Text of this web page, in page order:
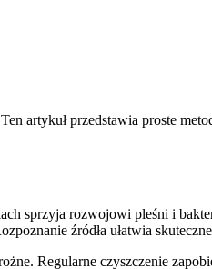
artykuł przedstawia proste
sprzyja rozwojowi pleśni i
źródła ułatwia skuteczne
Regularne czyszczenie